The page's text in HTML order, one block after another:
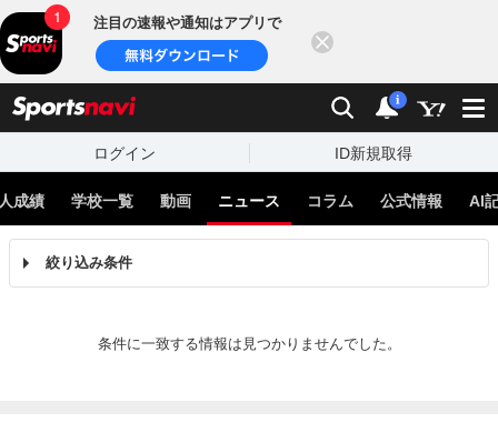
注目の速報や通知はアプリで
検索 通知
i
ログイン ID新規取得
成績 学校一覧 動画 ニュース コラム 公式情報 AI
絞り込み条件
条件に一致する情報は見つかりませんでした。